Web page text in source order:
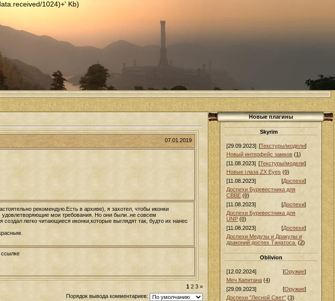
07.01.2019
рекомендую.Есть в архиве), я захотел, чтобы иконки
мои требования. Но они были..не совсем
легко читающиеся иконки,которые выглядят так, будто их нанес
1 2 3 »
Порядок вывода комментариев:
Новые плагины
Skyrim
[29.09.2023] [Текстуры/модели]
Новый интерфейс замков (1)
[11.08.2023] [Текстуры/модели]
Новые глаза ZX Eyes (0)
[11.08.2023]
[Доспехи]
Доспехи Буревестника для
СВВЕ (0)
[11.08.2023]
[Доспехи]
Доспехи Буревестника для
UNP (0)
[11.08.2023]
[Доспехи]
Доспехи Медузы и Дракулы и
драконий доспех Танатоса. (2)
Oblivion
[12.02.2024] [Оружие]
Меч Капитана (4)
[29.09.2023]
[Оружие]
Доспехи "Лесной Свет" (3)
1024)+' Kb)